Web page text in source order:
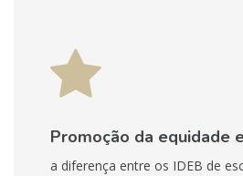
Promoção da equidade
a diferença entre os IDEB de